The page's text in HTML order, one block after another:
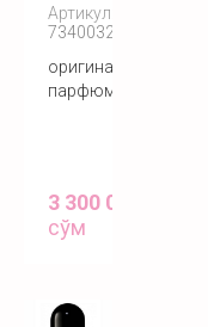
Артикул:
7340032860351
оригинальный
парфюм
3 300 000
сўм